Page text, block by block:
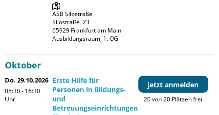
ASB Silostraße
Silostraße  23
65929 Frankfurt am Main
Ausbildungsraum, 1. OG
Oktober
Do. 29.10.2026
08:30 - 16:30
Uhr
Erste Hilfe für
Personen in Bildungs-
und
Betreuungseinrichtungen
jetzt anmelden
20 von 20 Plätzen frei